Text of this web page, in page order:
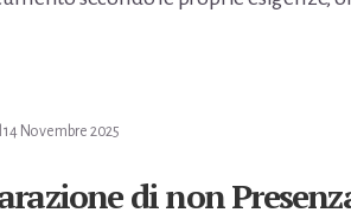
14 Novembre 2025
di non